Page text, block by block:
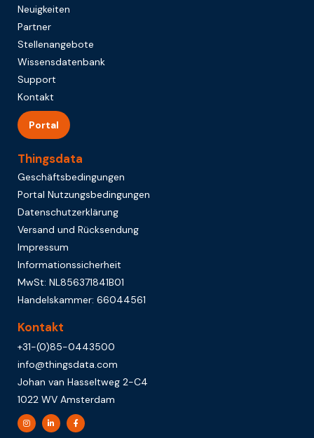
Neuigkeiten
Partner
Stellenangebote
Wissensdatenbank
Support
Kontakt
Portal
Thingsdata
Geschäftsbedingungen
Portal Nutzungsbedingungen
Datenschutzerklärung
Versand und Rücksendung
Impressum
Informationssicherheit
MwSt: NL856371841B01
Handelskammer: 66044561
Kontakt
+31-(0)85-0443500
info@thingsdata.com
Johan van Hasseltweg 2-C4
1022 WV Amsterdam